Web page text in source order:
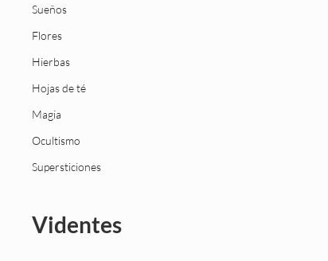
Sueños
Flores
Hierbas
Hojas de té
Magia
Ocultismo
Supersticiones
Videntes